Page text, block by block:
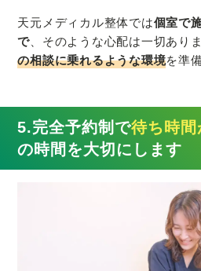
天元メディカル整体では個室で
で 、そのような心配は一切あり
の相談に乗れるような環境を準
5.完全予約制で待ち時間
の時間を大切にします